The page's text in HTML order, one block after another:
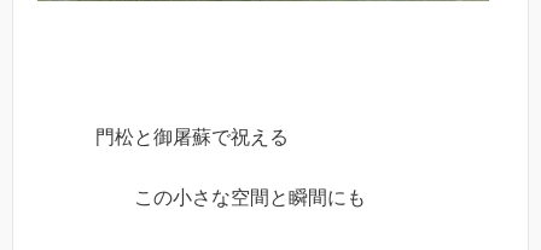
門松と御屠蘇で祝える
この小さな空間と瞬間にも